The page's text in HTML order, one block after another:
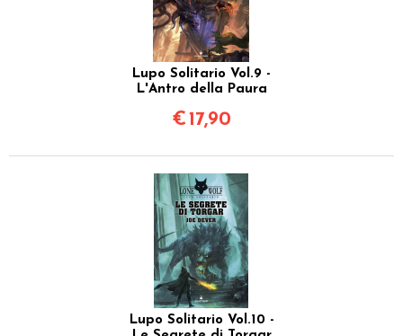
Lupo Solitario Vol.9 -
L'Antro della Paura
€ 17,90
Lupo Solitario Vol.10 -